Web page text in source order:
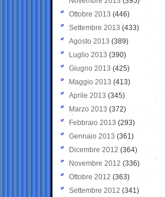
Ottobre 2013 (446)
Settembre 2013 (433)
Agosto 2013 (389)
Luglio 2013 (390)
Giugno 2013 (425)
Maggio 2013 (413)
Aprile 2013 (345)
Marzo 2013 (372)
Febbraio 2013 (293)
Gennaio 2013 (361)
Dicembre 2012 (364)
Novembre 2012 (336)
Ottobre 2012 (363)
Settembre 2012 (341)